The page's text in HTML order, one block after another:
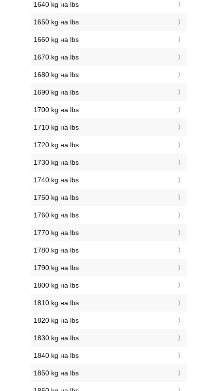
1640 kg на lbs
1650 kg на lbs
1660 kg на lbs
1670 kg на lbs
1680 kg на lbs
1690 kg на lbs
1700 kg на lbs
1710 kg на lbs
1720 kg на lbs
1730 kg на lbs
1740 kg на lbs
1750 kg на lbs
1760 kg на lbs
1770 kg на lbs
1780 kg на lbs
1790 kg на lbs
1800 kg на lbs
1810 kg на lbs
1820 kg на lbs
1830 kg на lbs
1840 kg на lbs
1850 kg на lbs